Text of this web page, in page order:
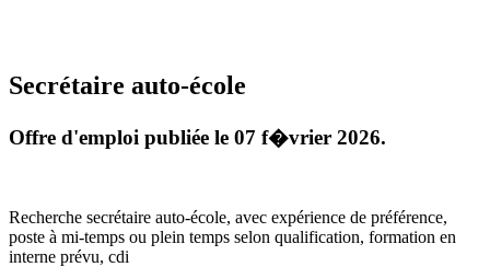
Secrétaire auto-école
Offre d'emploi publiée le 07 f�vrier 2026.
Recherche secrétaire auto-école, avec expérience de préférence,
poste à mi-temps ou plein temps selon qualification, formation en
interne prévu, cdi